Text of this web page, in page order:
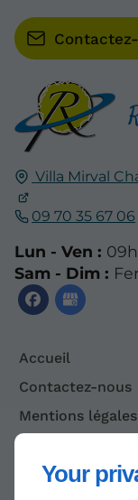
Your
Villa Mirval
09 70 35 67 06
Lun - Ven :
Sam - Dim :
Accueil
Contactez-nous
Mentions légales